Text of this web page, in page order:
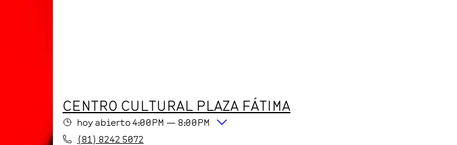
CENTRO CULTURAL PLAZA FÁTIMA
hoyabierto4:00PM — 8:00PM
(81) 8242 5072